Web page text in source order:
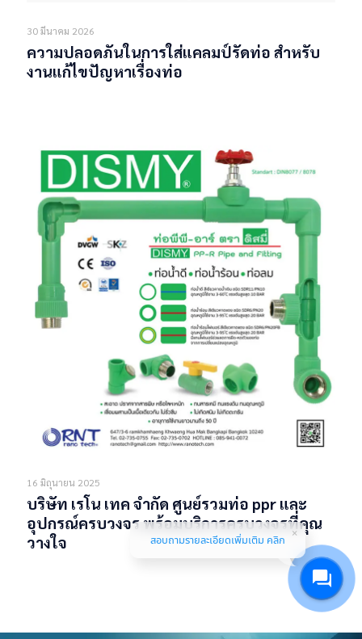
30 มีนาคม 2026
ความปลอดภันในการใส่แคลมป์รัดท่อ สำหรับ
งานแก้ไขปัญหาเรื่องท่อ
16 มิถุนายน 2025
บริษัท เรโน เทค จำกัด ศูนย์รวมท่อ ppr และ
อุปกรณ์ครบวงจร พร้อมบริการครบวงจรที่คุณ
วางใจ
สอบถามรายละเอียดเพิ่มเติม คลิก